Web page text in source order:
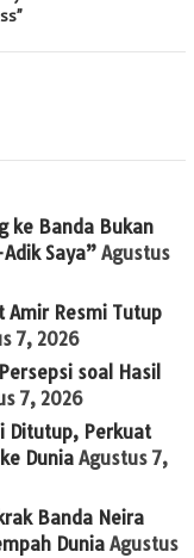
ke Banda Bukan
Saya” Agustus
Amir Resmi Tutup
7, 2026
soal Hasil
7, 2026
Ditutup, Perkuat
Dunia Agustus 7,
Banda Neira
Dunia Agustus